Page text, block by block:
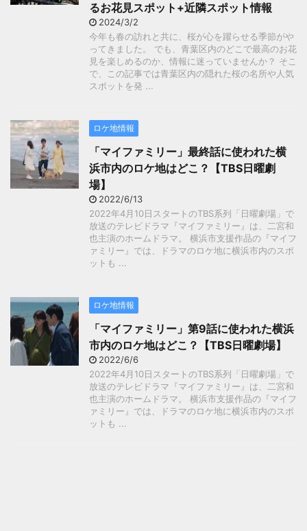
るお花見スポット+近隣スポット情報
2024/3/2
今年も春の訪れと共に、桜が心を躍らせる季節がや
ってきました。 でも、青葉区内のどこで最高のお花
見を楽しめるのか、情報に迷っていませんか？ そこ
で、この記事では青葉区内の隠れた桜の名所や人気
スポットを発 ...
ロケ地情報
「マイファミリー」最終話に使われた横
浜市内のロケ地はどこ？【TBS日曜劇
場】
2022/6/13
2022年4月10日スタートのTBS系列「日曜劇場」で
放送のテレビドラマ『マイファミリー』は、二宮和
也主演のホームドラマ。 横浜市支援作品の『マイフ
ァミリー』では、ドラマのロケ地に横浜市内のスポ
ットも ...
ロケ地情報
「マイファミリー」第9話に使われた横浜
市内のロケ地はどこ？【TBS日曜劇場】
2022/6/6
2022年4月10日スタートのTBS系列「日曜劇場」で
放送のテレビドラマ『マイファミリー』は、二宮和
也主演のホームドラマ。 横浜市支援作品の『マイフ
ァミリー』では、ドラマのロケ地に横浜市内のスポ
ットも ...